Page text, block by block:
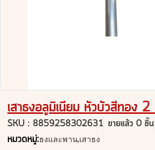
เสาธงอลูมิเนียม หัวบัวสีทอง 2
SKU : 8859258302631 ขายแล้ว 0 ชิ้น
หมวดหมู่:ธงและพาน,เสาธง